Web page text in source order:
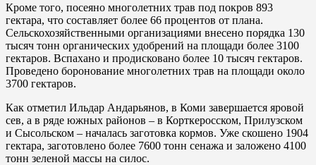
Кроме того, посеяно многолетних трав под покров 893
гектара, что составляет более 66 процентов от плана.
Сельскохозяйственными организациями внесено порядка 130
тысяч тонн органических удобрений на площади более 3100
гектаров. Вспахано и продисковано более 10 тысяч гектаров.
Проведено боронование многолетних трав на площади около
3700 гектаров.
Как отметил Ильдар Андарьянов, в Коми завершается яровой
сев, а в ряде южных районов – в Корткеросском, Прилузском
и Сысольском – началась заготовка кормов. Уже скошено 1904
гектара, заготовлено более 7600 тонн сенажа и заложено 4100
тонн зеленой массы на силос.